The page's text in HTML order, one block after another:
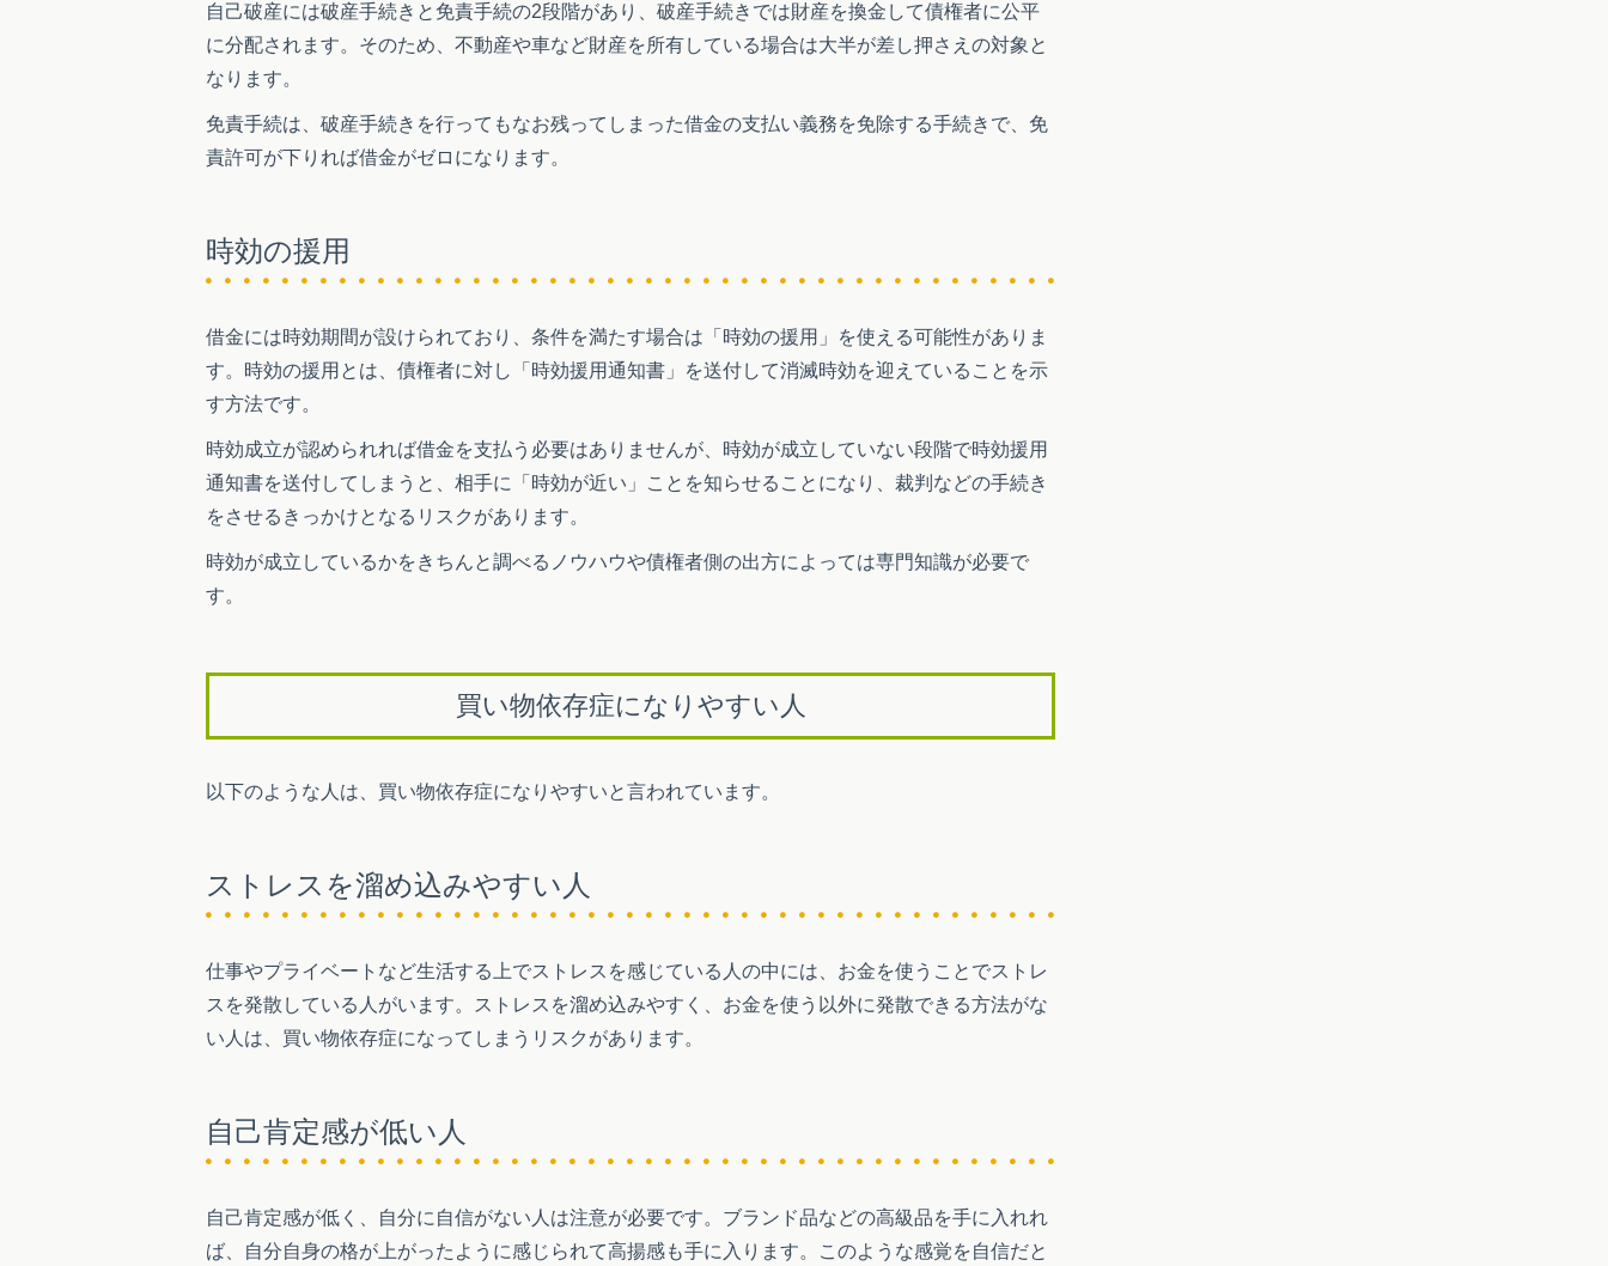
自己破産には破産手続きと免責手続の2段階があり、破産手続きでは財産を換金して債権者に公平
に分配されます。そのため、不動産や車など財産を所有している場合は大半が差し押さえの対象と
なります。
免責手続は、破産手続きを行ってもなお残ってしまった借金の支払い義務を免除する手続きで、免
責許可が下りれば借金がゼロになります。
時効の援用
借金には時効期間が設けられており、条件を満たす場合は「時効の援用」を使える可能性がありま
す。時効の援用とは、債権者に対し「時効援用通知書」を送付して消滅時効を迎えていることを示
す方法です。
時効成立が認められれば借金を支払う必要はありませんが、時効が成立していない段階で時効援用
通知書を送付してしまうと、相手に「時効が近い」ことを知らせることになり、裁判などの手続き
をさせるきっかけとなるリスクがあります。
時効が成立しているかをきちんと調べるノウハウや債権者側の出方によっては専門知識が必要で
す。
買い物依存症になりやすい人
以下のような人は、買い物依存症になりやすいと言われています。
ストレスを溜め込みやすい人
仕事やプライベートなど生活する上でストレスを感じている人の中には、お金を使うことでストレ
スを発散している人がいます。ストレスを溜め込みやすく、お金を使う以外に発散できる方法がな
い人は、買い物依存症になってしまうリスクがあります。
自己肯定感が低い人
自己肯定感が低く、自分に自信がない人は注意が必要です。ブランド品などの高級品を手に入れれ
ば、自分自身の格が上がったように感じられて高揚感も手に入ります。このような感覚を自信だと